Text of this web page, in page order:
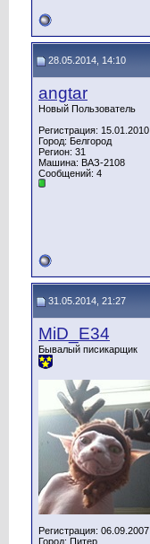
28.05.2014, 14:10
angtar
Новый Пользователь
Регистрация: 15.01.2010
Город: Белгород
Регион: 31
Машина: ВАЗ-2108
Сообщений: 4
31.05.2014, 21:27
MiD_E34
Бывалый писикарщик
Регистрация: 06.09.2007
Город: Питер